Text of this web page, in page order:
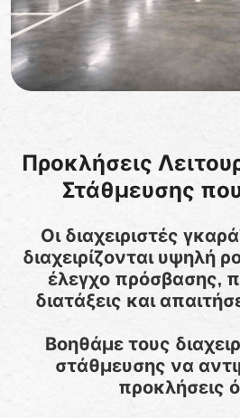
Προκλήσεις
Στάθμευσης
Οι διαχειριστές
διαχειρίζονται υψηλή
έλεγχο πρόσβασης,
διατάξεις και
Βοηθάμε τους
στάθμευσης να
προκλήσεις